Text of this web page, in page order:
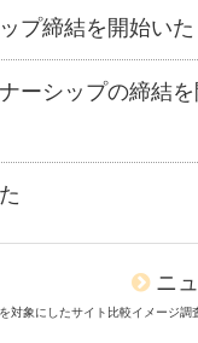
プ締結を開始い
ーシップの締結を
ニ
対象にしたサイト比較イメージ調